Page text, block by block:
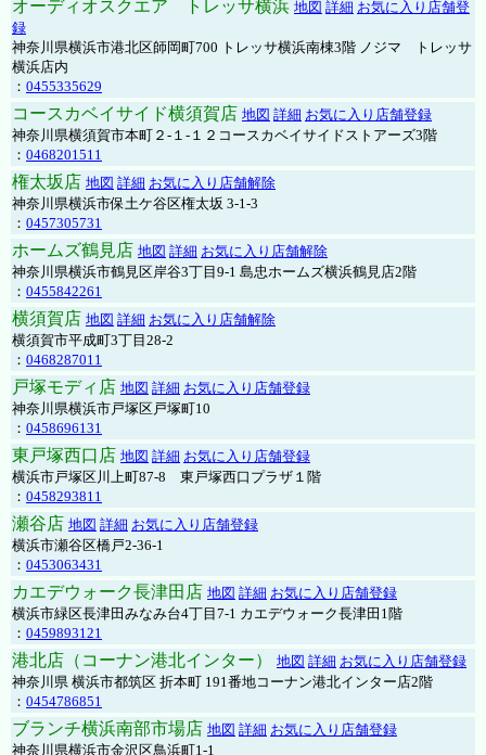
オーディオスクエア トレッサ横浜 地図 詳細 お気に入り店舗登
録
神奈川県横浜市港北区師岡町700 トレッサ横浜南棟3階 ノジマ トレッサ
横浜店内
： 0455335629
コースカベイサイド横須賀店 地図 詳細 お気に入り店舗登録
神奈川県横須賀市本町２-１-１２コースカベイサイドストアーズ3階
： 0468201511
権太坂店 地図 詳細 お気に入り店舗解除
神奈川県横浜市保土ケ谷区権太坂 3-1-3
： 0457305731
ホームズ鶴見店 地図 詳細 お気に入り店舗解除
神奈川県横浜市鶴見区岸谷3丁目9-1 島忠ホームズ横浜鶴見店2階
： 0455842261
横須賀店 地図 詳細 お気に入り店舗解除
横須賀市平成町3丁目28-2
： 0468287011
戸塚モディ店 地図 詳細 お気に入り店舗登録
神奈川県横浜市戸塚区戸塚町10
： 0458696131
東戸塚西口店 地図 詳細 お気に入り店舗登録
横浜市戸塚区川上町87-8 東戸塚西口プラザ１階
： 0458293811
瀬谷店 地図 詳細 お気に入り店舗登録
横浜市瀬谷区橋戸2-36-1
： 0453063431
カエデウォーク長津田店 地図 詳細 お気に入り店舗登録
横浜市緑区長津田みなみ台4丁目7-1 カエデウォーク長津田1階
： 0459893121
港北店（コーナン港北インター） 地図 詳細 お気に入り店舗登録
神奈川県 横浜市都筑区 折本町 191番地コーナン港北インター店2階
： 0454786851
ブランチ横浜南部市場店 地図 詳細 お気に入り店舗登録
神奈川県横浜市金沢区鳥浜町1-1